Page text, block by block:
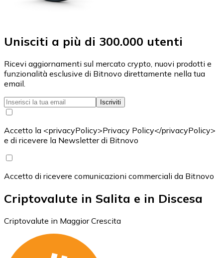
Unisciti a più di 300.000 utenti
Ricevi aggiornamenti sul mercato crypto, nuovi prodotti e
funzionalità esclusive di Bitnovo direttamente nella tua
email.
Iscriviti
Accetto la <privacyPolicy>Privacy Policy</privacyPolicy>
e di ricevere la Newsletter di Bitnovo
Accetto di ricevere comunicazioni commerciali da Bitnovo
Criptovalute in Salita e in Discesa
Criptovalute in Maggior Crescita